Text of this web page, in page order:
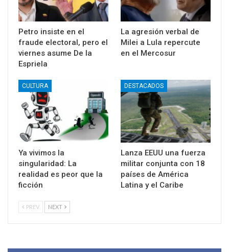
Petro insiste en el
fraude electoral, pero el
viernes asume De la
Espriela
La agresión verbal de
Milei a Lula repercute
en el Mercosur
CULTURA
Ya vivimos la
singularidad: La
realidad es peor que la
ficción
DESTACADOS
Lanza EEUU una fuerza
militar conjunta con 18
países de América
Latina y el Caribe
PREV NEXT